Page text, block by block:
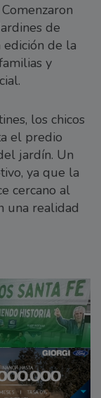
de
edición de la
y
los chicos
el predio
jardín. Un
ya que la
cercano al
una realidad